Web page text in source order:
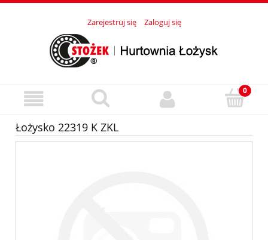
Zarejestruj się Zaloguj się
Łożysko 22319 K ZKL